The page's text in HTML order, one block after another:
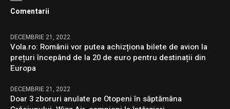
Comentarii
DECEMBRIE 21, 2022
Vola.ro: Românii vor putea achizționa bilete de avion la
prețuri începând de la 20 de euro pentru destinații din
Europa
DECEMBRIE 21, 2022
Doar 3 zboruri anulate pe Otopeni în săptămâna